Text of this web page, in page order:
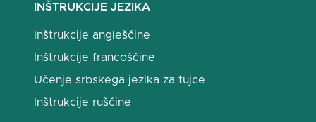
INŠTRUKCIJE JEZIKA
Inštrukcije angleščine
Inštrukcije francoščine
Učenje srbskega jezika za tujce
Inštrukcije ruščine